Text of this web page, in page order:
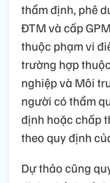
thẩm định, phê
ĐTM và cấp
thuộc phạm vi
trường hợp
nghiệp và Môi
người có thẩm
định hoặc chấp
theo quy định
Dự thảo cũng